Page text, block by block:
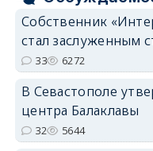
Собственник
стал заслуженным
33 6272
В Севастополе
центра Балаклавы
32 5644